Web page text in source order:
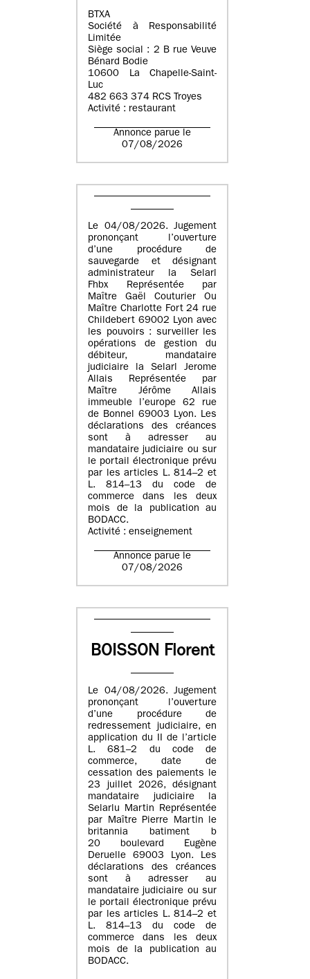
BTXA
Société à Responsabilité
Limitée
Siège social : 2 B rue Veuve
Bénard Bodie
10600 La Chapelle-Saint-
Luc
482 663 374 RCS Troyes
Activité : restaurant
Annonce parue le
07/08/2026
Le 04/08/2026. Jugement
prononçant l’ouverture
d’une procédure de
sauvegarde et désignant
administrateur la Selarl
Fhbx Représentée par
Maître Gaël Couturier Ou
Maître Charlotte Fort 24 rue
Childebert 69002 Lyon avec
les pouvoirs : surveiller les
opérations de gestion du
débiteur, mandataire
judiciaire la Selarl Jerome
Allais Représentée par
Maître Jérôme Allais
immeuble l’europe 62 rue
de Bonnel 69003 Lyon. Les
déclarations des créances
sont à adresser au
mandataire judiciaire ou sur
le portail électronique prévu
par les articles L. 814–2 et
L. 814–13 du code de
commerce dans les deux
mois de la publication au
BODACC.
Activité : enseignement
Annonce parue le
07/08/2026
BOISSON Florent
Le 04/08/2026. Jugement
prononçant l’ouverture
d’une procédure de
redressement judiciaire, en
application du II de l’article
L. 681–2 du code de
commerce, date de
cessation des paiements le
23 juillet 2026, désignant
mandataire judiciaire la
Selarlu Martin Représentée
par Maître Pierre Martin le
britannia batiment b
20 boulevard Eugène
Deruelle 69003 Lyon. Les
déclarations des créances
sont à adresser au
mandataire judiciaire ou sur
le portail électronique prévu
par les articles L. 814–2 et
L. 814–13 du code de
commerce dans les deux
mois de la publication au
BODACC.